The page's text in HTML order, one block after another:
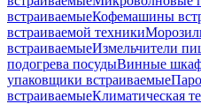
встраиваемыеКофемашины
встраиваемой техники
встраиваемыеИзмельчители
подогрева посудыВинные
упаковщики встраиваемые
встраиваемыеКлиматическая